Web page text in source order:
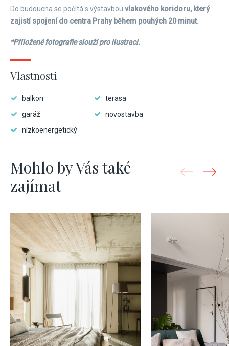
Do budoucna se počítá s výstavbou vlakového koridoru, který
zajistí spojení do centra Prahy během pouhých 20 minut.
*Přiložené fotografie slouží pro ilustraci.
Vlastnosti
balkon
terasa
garáž
novostavba
nízkoenergetický
Mohlo by Vás také
zajímat